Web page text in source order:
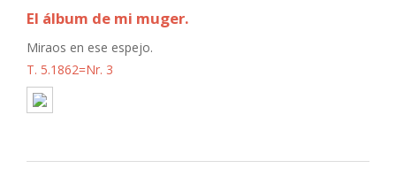
El álbum de mi muger.
Miraos en ese espejo.
T. 5.1862=Nr. 3